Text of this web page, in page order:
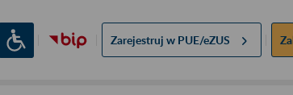
Zarejestruj w PUE/eZUS